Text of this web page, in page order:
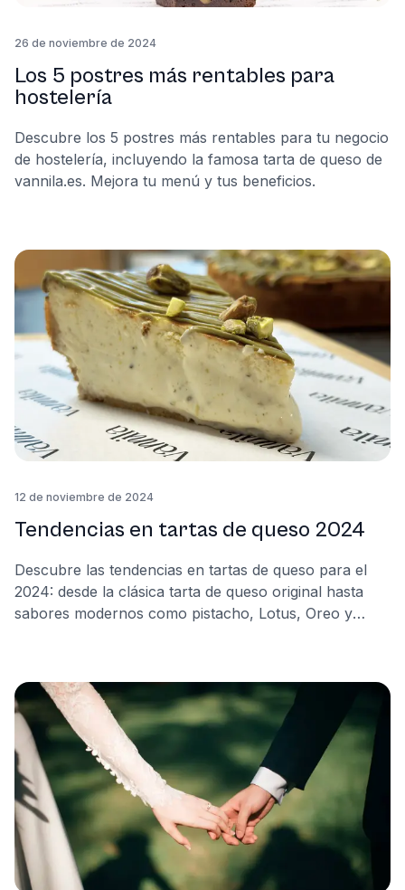
26 de noviembre de 2024
Los 5 postres más rentables para
hostelería
Descubre los 5 postres más rentables para tu negocio
de hostelería, incluyendo la famosa tarta de queso de
vannila.es. Mejora tu menú y tus beneficios.
12 de noviembre de 2024
Tendencias en tartas de queso 2024
Descubre las tendencias en tartas de queso para el
2024: desde la clásica tarta de queso original hasta
sabores modernos como pistacho, Lotus, Oreo y